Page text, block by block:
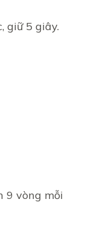
giữ 5 giây.
9 vòng mỗi